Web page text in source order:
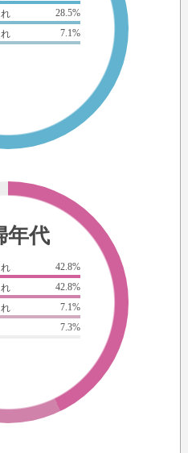
28.5%
7.1%
年代
42.8%
42.8%
7.1%
7.3%